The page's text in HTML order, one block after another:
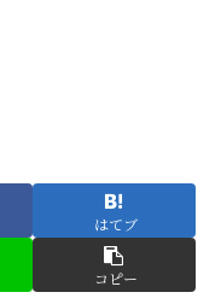
はてブ
コピー